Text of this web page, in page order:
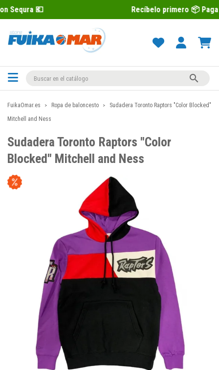
Recíbelo primero 📦 Paga después

FuikaOmar.es Ropa de baloncesto
Sudadera Toronto Raptors "Color Blocked"
Mitchell and Ness
Sudadera Toronto Raptors "Color
Blocked" Mitchell and Ness